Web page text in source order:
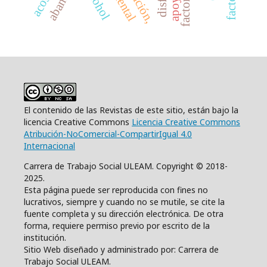
El contenido de las Revistas de este sitio, están bajo la
licencia Creative Commons Licencia Creative Commons
Atribución-NoComercial-CompartirIgual 4.0
Internacional
Carrera de Trabajo Social ULEAM. Copyright © 2018-
2025.
Esta página puede ser reproducida con fines no
lucrativos, siempre y cuando no se mutile, se cite la
fuente completa y su dirección electrónica. De otra
forma, requiere permiso previo por escrito de la
institución.
Sitio Web diseñado y administrado por: Carrera de
Trabajo Social ULEAM.